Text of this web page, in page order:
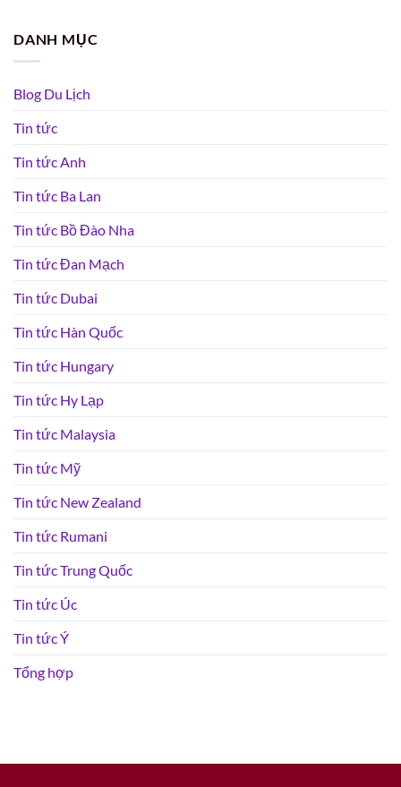
DANH MỤC
Blog Du Lịch
Tin tức
Tin tức Anh
Tin tức Ba Lan
Tin tức Bồ Đào Nha
Tin tức Đan Mạch
Tin tức Dubai
Tin tức Hàn Quốc
Tin tức Hungary
Tin tức Hy Lạp
Tin tức Malaysia
Tin tức Mỹ
Tin tức New Zealand
Tin tức Rumani
Tin tức Trung Quốc
Tin tức Úc
Tin tức Ý
Tổng hợp